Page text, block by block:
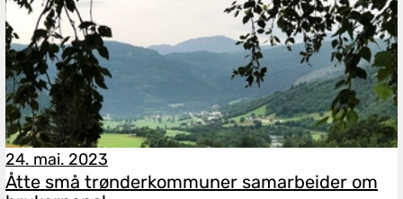
24. mai. 2023
Åtte små trønderkommuner samarbeider om